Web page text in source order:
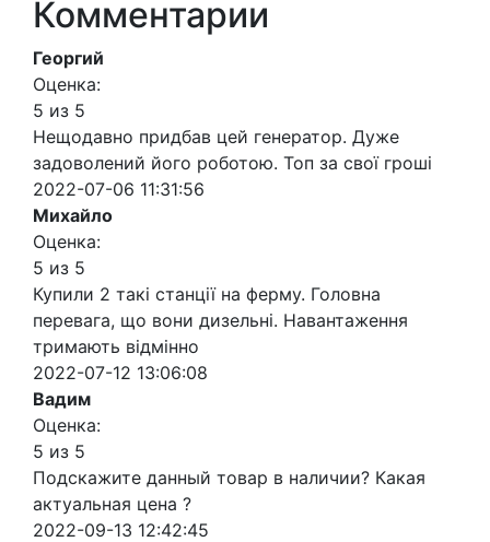
Комментарии
Георгий
Оценка:
5 из 5
Нещодавно придбав цей генератор. Дуже
задоволений його роботою. Топ за свої гроші
2022-07-06 11:31:56
Михайло
Оценка:
5 из 5
Купили 2 такі станції на ферму. Головна
перевага, що вони дизельні. Навантаження
тримають відмінно
2022-07-12 13:06:08
Вадим
Оценка:
5 из 5
Подскажите данный товар в наличии? Какая
актуальная цена ?
2022-09-13 12:42:45